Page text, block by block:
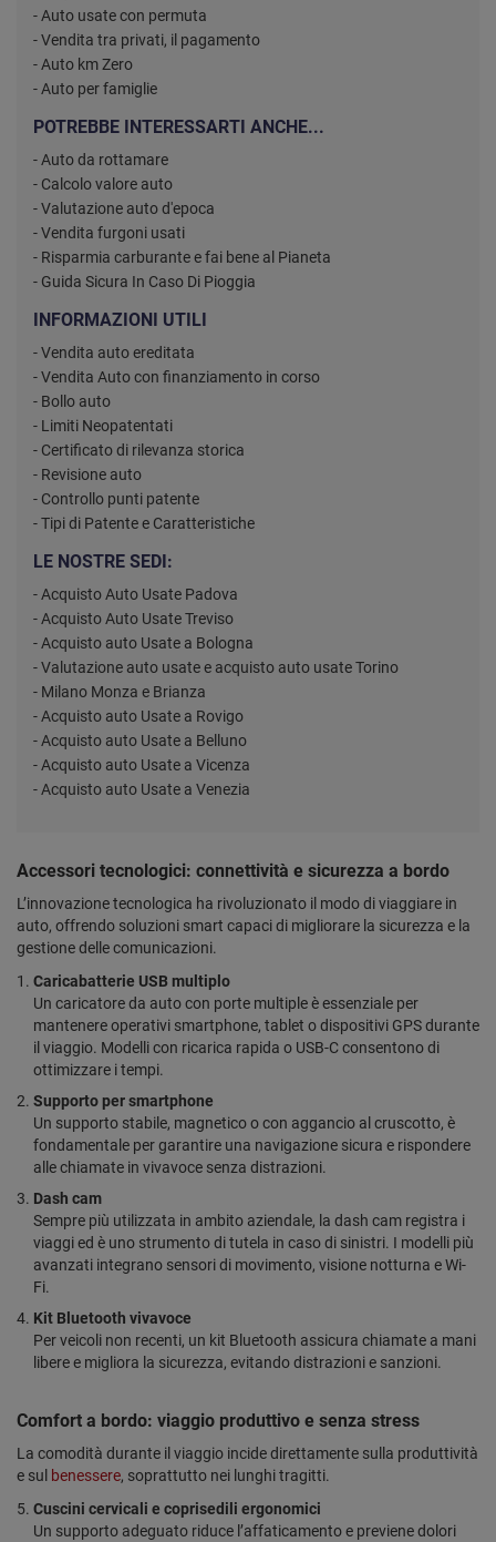
- Auto usate con permuta
- Vendita tra privati, il pagamento
- Auto km Zero
- Auto per famiglie
POTREBBE INTERESSARTI ANCHE...
- Auto da rottamare
- Calcolo valore auto
- Valutazione auto d'epoca
- Vendita furgoni usati
- Risparmia carburante e fai bene al Pianeta
- Guida Sicura In Caso Di Pioggia
INFORMAZIONI UTILI
- Vendita auto ereditata
- Vendita Auto con finanziamento in corso
- Bollo auto
- Limiti Neopatentati
- Certificato di rilevanza storica
- Revisione auto
- Controllo punti patente
- Tipi di Patente e Caratteristiche
LE NOSTRE SEDI:
- Acquisto Auto Usate Padova
- Acquisto Auto Usate Treviso
- Acquisto auto Usate a Bologna
- Valutazione auto usate e acquisto auto usate Torino
- Milano Monza e Brianza
- Acquisto auto Usate a Rovigo
- Acquisto auto Usate a Belluno
- Acquisto auto Usate a Vicenza
- Acquisto auto Usate a Venezia
Accessori tecnologici: connettività e sicurezza a bordo
L’innovazione tecnologica ha rivoluzionato il modo di viaggiare in
auto, offrendo soluzioni smart capaci di migliorare la sicurezza e la
gestione delle comunicazioni.
Caricabatterie USB multiplo
Un caricatore da auto con porte multiple è essenziale per
mantenere operativi smartphone, tablet o dispositivi GPS durante
il viaggio. Modelli con ricarica rapida o USB-C consentono di
ottimizzare i tempi.
Supporto per smartphone
Un supporto stabile, magnetico o con aggancio al cruscotto, è
fondamentale per garantire una navigazione sicura e rispondere
alle chiamate in vivavoce senza distrazioni.
Dash cam
Sempre più utilizzata in ambito aziendale, la dash cam registra i
viaggi ed è uno strumento di tutela in caso di sinistri. I modelli più
avanzati integrano sensori di movimento, visione notturna e Wi-
Fi.
Kit Bluetooth vivavoce
Per veicoli non recenti, un kit Bluetooth assicura chiamate a mani
libere e migliora la sicurezza, evitando distrazioni e sanzioni.
Comfort a bordo: viaggio produttivo e senza stress
La comodità durante il viaggio incide direttamente sulla produttività
e sul benessere, soprattutto nei lunghi tragitti.
Cuscini cervicali e coprisedili ergonomici
Un supporto adeguato riduce l’affaticamento e previene dolori